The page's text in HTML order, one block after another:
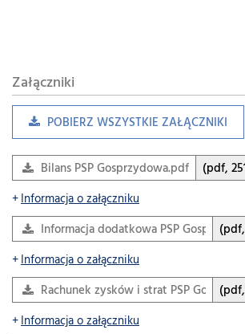
Załączniki
POBIERZ WSZYSTKIE ZAŁĄCZNIKI
Bilans PSP Gosprzydowa.pdf
(pdf,
Informacja o załączniku
Informacja dodatkowa PSP
Informacja o załączniku
Rachunek zysków i strat PSP
Informacja o załączniku